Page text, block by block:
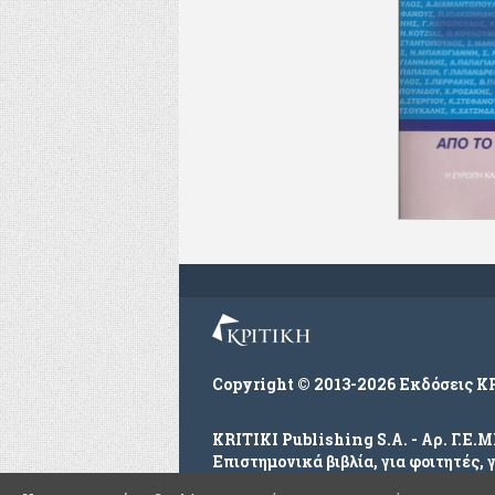
Copyright © 2013-2026 Εκδόσεις
KRITIKI Publishing S.A. - Αρ.
Επιστημονικά βιβλία, για